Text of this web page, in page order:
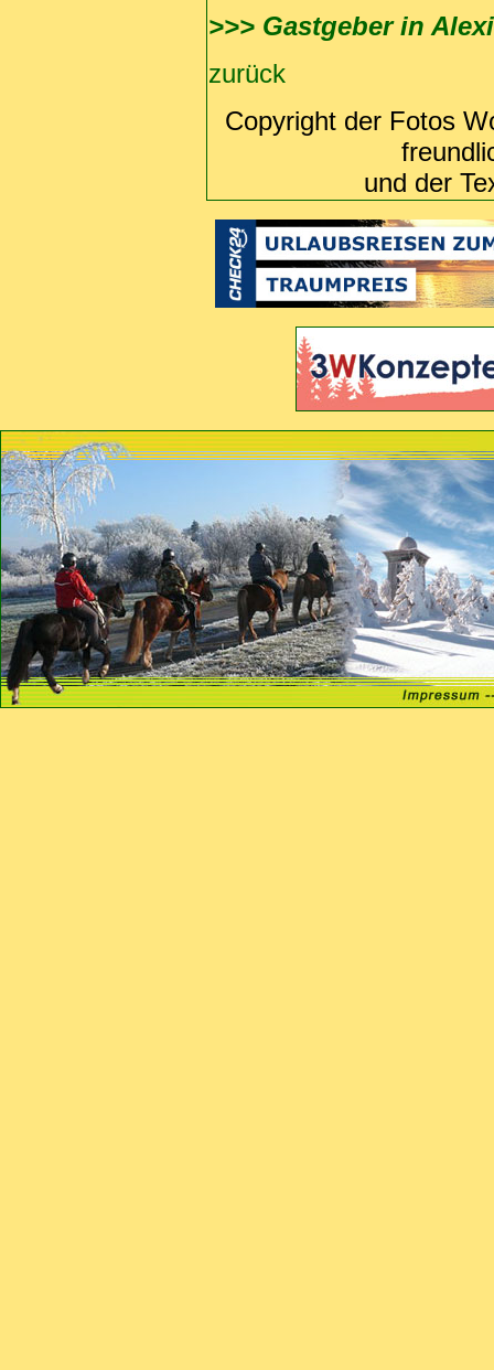
>>> Gastgeber in
zurück
Copyright der Fotos
und der